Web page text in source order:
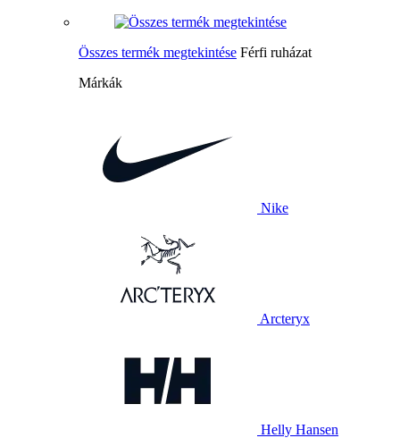
Összes termék megtekintése Férfi ruházat
Márkák
Nike
Arcteryx
Helly Hansen